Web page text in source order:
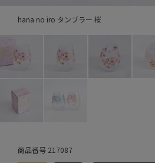
hana no iro タンブラー 桜
商品番号 217087